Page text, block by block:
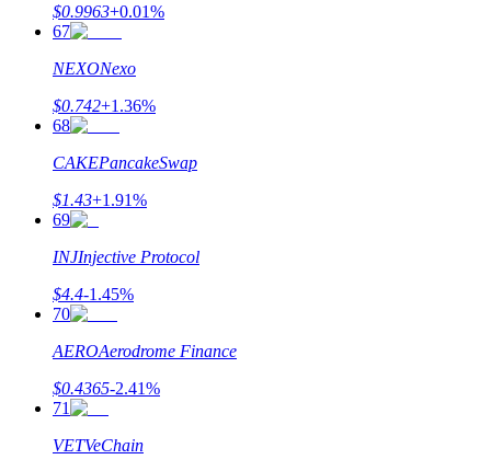
$0.9963+0.01%
67
NEXONexo
$0.742+1.36%
68
CAKEPancakeSwap
$1.43+1.91%
69
INJInjective Protocol
$4.4-1.45%
70
AEROAerodrome Finance
$0.4365-2.41%
71
VETVeChain